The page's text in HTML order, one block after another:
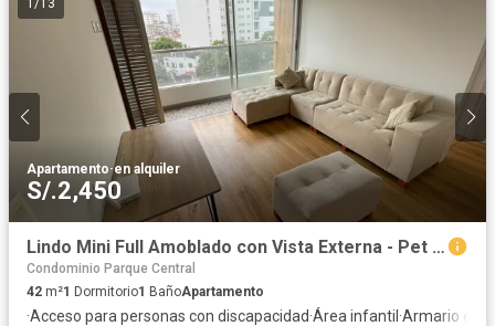
Apartamento·en alquiler
S/.2,450
Lindo Mini Full Amoblado con Vista Externa - Pet Friendly - Full Áreas Comunes
Condominio Parque Central
42 m²1 Dormitorio1 BañoApartamento
·Acceso para personas con discapacidad·Área infantil·Armario